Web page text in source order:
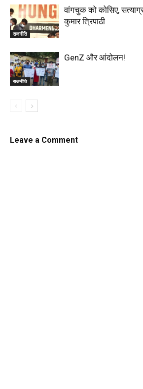
राजनीति
वांगचुक को कोसिए,
कुमार त्रिपाठी
राजनीति
GenZ और आंदोलन!
Leave a Comment